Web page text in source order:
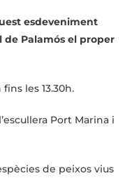
esdeveniment
de Palamós el proper
les 13.30h.
Port Marina i
de peixos vius